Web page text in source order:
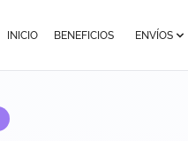
INICIO BENEFICIOS ENVÍOS